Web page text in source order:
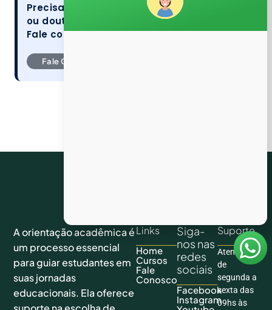
Precisa de ajuda na jornada do mestrado
ou doutorado?
Fale conosco e conquiste seus objetivos!
Fale Conosco
A orientação acadêmica é
um processo essencial
para guiar estudantes em
suas jornadas
educacionais. Ela oferece
Links
Home
Cursos
Fale
Conosco
Siga-
nos nas
redes
sociais
Facebook
Instagram
Suporte
Atendimento
de
segunda a
sexta das
09hs às